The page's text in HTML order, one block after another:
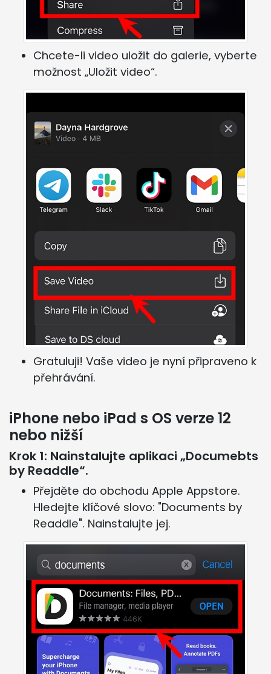
Chcete-li video uložit do galerie, vyberte
možnost „Uložit video“.
Gratuluji! Vaše video je nyní připraveno k
přehrávání.
iPhone nebo iPad s OS verze 12
nebo nižší
Krok 1: Nainstalujte aplikaci „Documebts
by Readdle“.
Přejděte do obchodu Apple Appstore.
Hledejte klíčové slovo: "Documents by
Readdle". Nainstalujte jej.